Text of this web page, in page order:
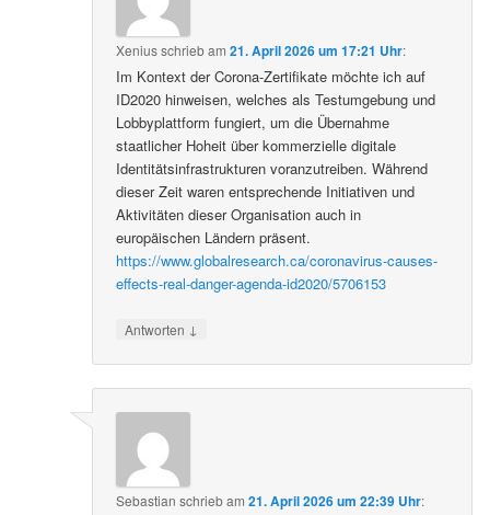
Xeniusschriebam21. April 2026 um 17:21 Uhr:
Im Kontext der Corona-Zertifikate möchte ich auf
ID2020 hinweisen, welches als Testumgebung und
Lobbyplattform fungiert, um die Übernahme
staatlicher Hoheit über kommerzielle digitale
Identitätsinfrastrukturen voranzutreiben. Während
dieser Zeit waren entsprechende Initiativen und
Aktivitäten dieser Organisation auch in
europäischen Ländern präsent.
https://www.globalresearch.ca/coronavirus-causes-
effects-real-danger-agenda-id2020/5706153
Antworten ↓
Sebastian schriebam21. April 2026 um 22:39 Uhr: